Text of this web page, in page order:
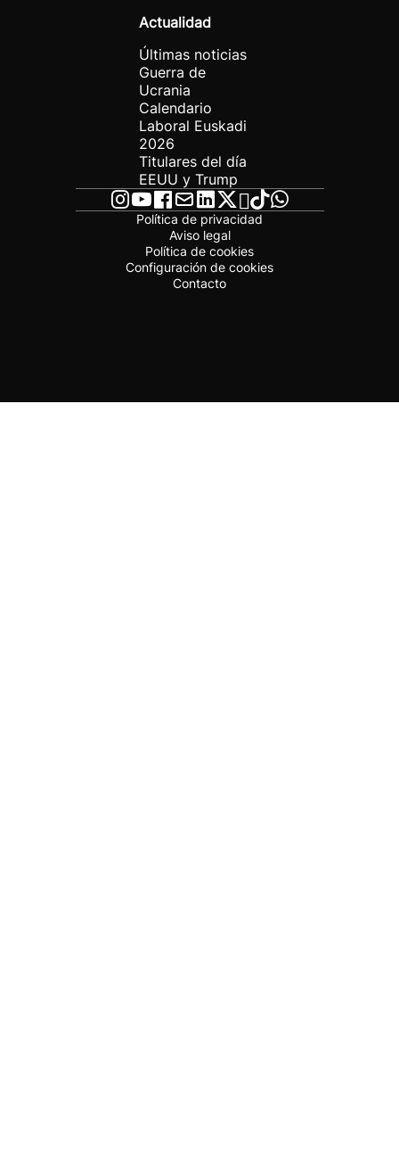
Actualidad
Últimas noticias
Guerra de
Ucrania
Calendario
Laboral Euskadi
2026
Titulares del día
EEUU y Trump
Política de privacidad
Aviso legal
Política de cookies
Configuración de cookies
Contacto